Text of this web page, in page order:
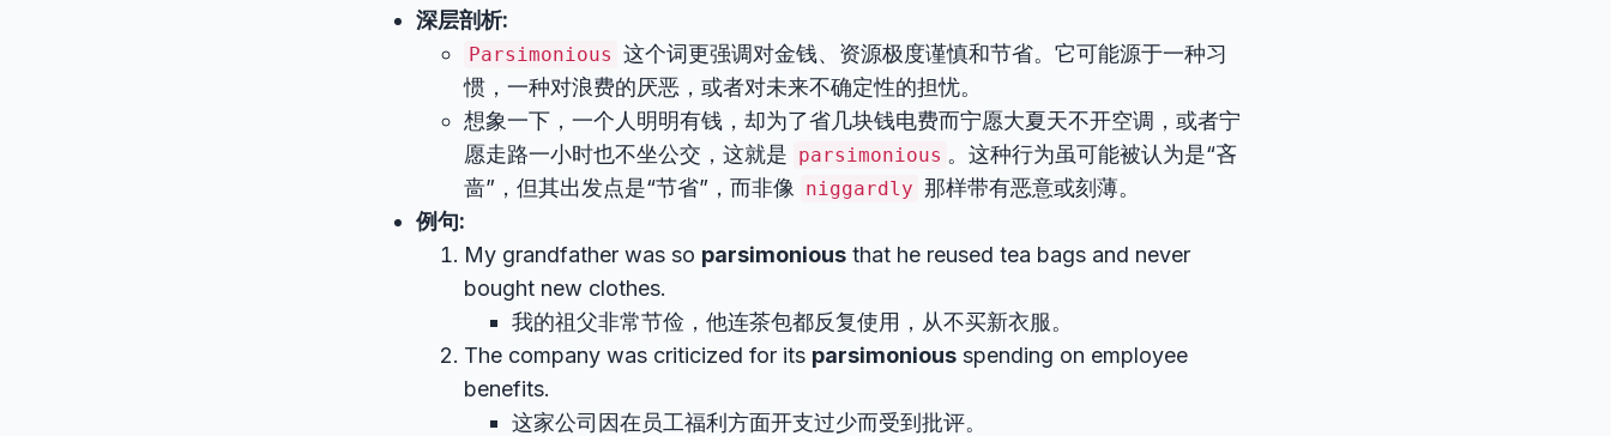
深层剖析:
Parsimonious 这个词更强调对金钱、资源极度谨慎和节省。它可能源于一种习
惯，一种对浪费的厌恶，或者对未来不确定性的担忧。
想象一下，一个人明明有钱，却为了省几块钱电费而宁愿大夏天不开空调，或者宁
愿走路一小时也不坐公交，这就是 parsimonious 。这种行为虽可能被认为是“吝
啬”，但其出发点是“节省”，而非像
niggardly 那样带有恶意或刻薄。
例句:
My grandfather was so parsimonious that he reused tea bags and never
bought new clothes.
我的祖父非常节俭，他连茶包都反复使用，从不买新衣服。
The company was criticized for its parsimonious spending on employee
benefits.
这家公司因在员工福利方面开支过少而受到批评。